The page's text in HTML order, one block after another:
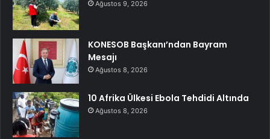
Ağustos 9, 2026
KONESOB Başkanı’ndan Bayram
Mesajı
Ağustos 8, 2026
10 Afrika Ülkesi Ebola Tehdidi Altında
Ağustos 8, 2026